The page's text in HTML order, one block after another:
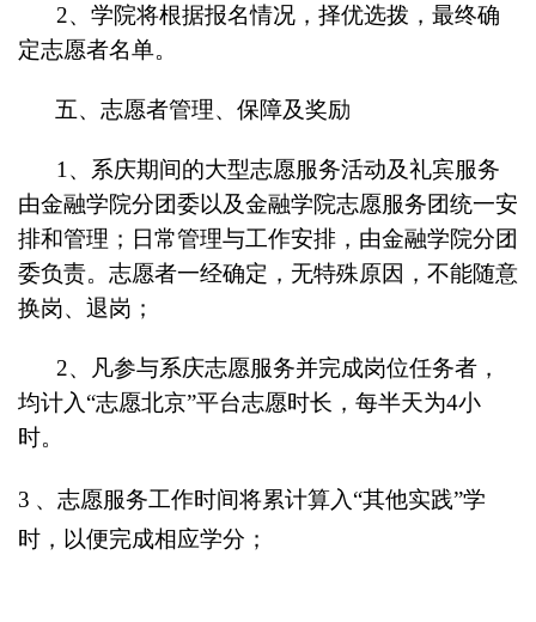
2、学院将根据报名情况，择优选拨，最终确
定志愿者名单。
五、志愿者管理、保障及奖励
1 、系庆期间的大型志愿服务活动及礼宾服务
由金融学院分团委以及金融学院志愿服务团统一安
排和管理；日常管理与工作安排，由金融学院分团
委负责。志愿者一经确定，无特殊原因，不能随意
换岗、退岗；
2、凡参与系庆志愿服务并完成岗位任务者，
均计入“志愿北京”平台志愿时长，每半天为4小
时。
3 、志愿服务工作时间将累计算入“其他实践”学
时，以便完成相应学分；